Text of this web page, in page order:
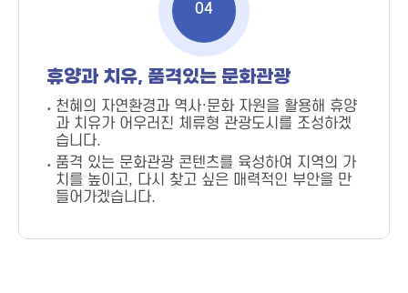
04
휴양과 치유, 품격있는 문화관광
천혜의 자연환경과 역사·문화 자원을 활용해 휴양
과 치유가 어우러진 체류형 관광도시를 조성하겠
습니다.
품격 있는 문화관광 콘텐츠를 육성하여 지역의 가
치를 높이고, 다시 찾고 싶은 매력적인 부안을 만
들어가겠습니다.